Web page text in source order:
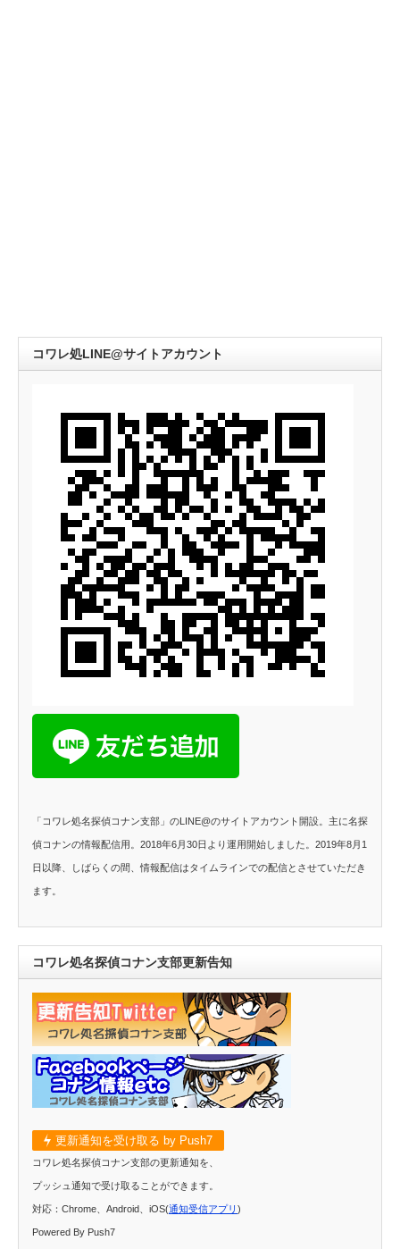
コワレ処LINE@サイトアカウント
「コワレ処名探偵コナン支部」のLINE@のサイトアカウント開設。主に名探
偵コナンの情報配信用。2018年6月30日より運用開始しました。2019年8月1
日以降、しばらくの間、情報配信はタイムラインでの配信とさせていただき
ます。
コワレ処名探偵コナン支部更新告知
更新通知を受け取る by Push7
コワレ処名探偵コナン支部の更新通知を、
プッシュ通知で受け取ることができます。
対応：Chrome、Android、iOS(通知受信アプリ )
Powered By Push7